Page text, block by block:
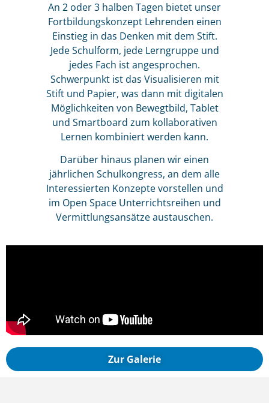
An 2 oder 3 halben Tagen bietet unser
Fortbildungskonzept Lehrenden einen
Einstieg in das Denken mit dem Stift.
Jede Schulform, jede Lerngruppe und
jedes Fach ist angesprochen.
Schwerpunkt ist das Visualisieren mit
Stift und Papier, was dann mit digitalen
Möglichkeiten von Bewegtbild, Tablet
und Smartboard zum kollaborativen
Lernen kombiniert werden kann.
Darüber hinaus planen wir einen
jährlichen Schulkongress, an dem alle
Interessierten Konzepte vorstellen und
im Open Space Unterrichtsreihen und
Vermittlungsansätze austauschen.
Zur Galerie